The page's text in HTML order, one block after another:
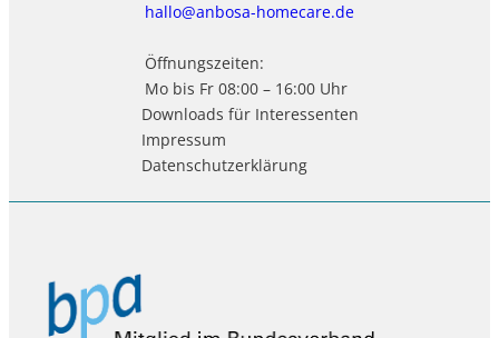
hallo@anbosa-homecare.de
Öffnungszeiten:
Mo bis Fr 08:00 – 16:00 Uhr
Downloads für Interessenten
Impressum
Datenschutzerklärung